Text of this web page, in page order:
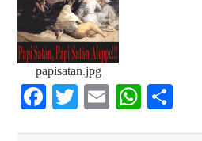
papisatan.jpg
Facebook
TwitterEmail